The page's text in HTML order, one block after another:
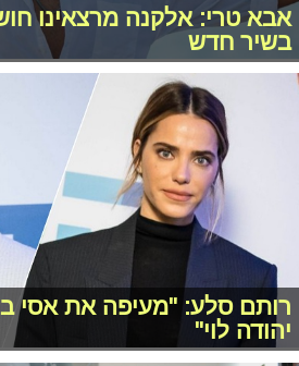
אבא טרי: אלקנה מרצאינו
בשיר חדש
רותם סלע: "מעיפה את אסי
יהודה לוי"